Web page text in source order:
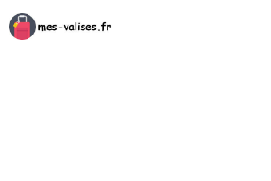
Aller
au